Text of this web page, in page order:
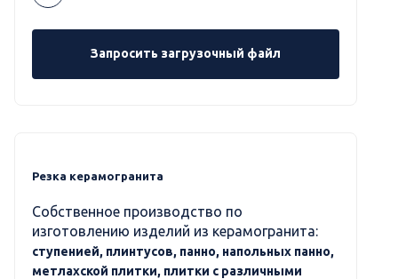
Запросить загрузочный файл
Резка керамогранита
Собственное производство по
изготовлению изделий из керамогранита:
ступенией, плинтусов, панно, напольных панно,
метлахской плитки, плитки с различными